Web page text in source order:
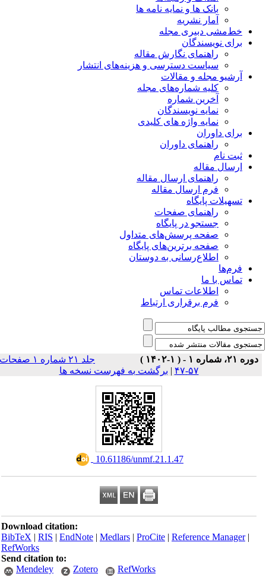
بانک ها و نمایه نامه ها
آمار نشریه
خط‌مشی دبیری مجله
برای نویسندگان
راهنمای نگارش مقاله
سیاست دسترسی و هزینه‌های انتشار
آرشیو مجله و مقالات
کلیه شماره‌های مجله
آخرین شماره
نمایه نویسندگان
نمایه واژه های کلیدی
برای داوران
راهنمای داوران
ثبت نام
ارسال مقاله
راهنمای ارسال مقاله
فرم ارسال مقاله
تسهیلات پایگاه
راهنمای صفحات
جستجو در پایگاه
صفحه پرسش‌های متداول
صفحه برترین‌های پایگاه
اطلاع‌رسانی به دوستان
فرم‌ها
تماس با ما
اطلاعات تماس
فرم برقراری ارتباط
دوره ۲۱، شماره ۱ - ( ۱-۱۴۰۲ )
جلد ۲۱ شماره ۱ صفحات
۵۷-۴۷
|برگشت به فهرست نسخه ها
‎ 10.61186/unmf.21.1.47
Download citation:
BibTeX|RIS|EndNote|Medlars|ProCite|Reference Manager
RefWorks
Send citation to:
Mendeley
Zotero RefWorks